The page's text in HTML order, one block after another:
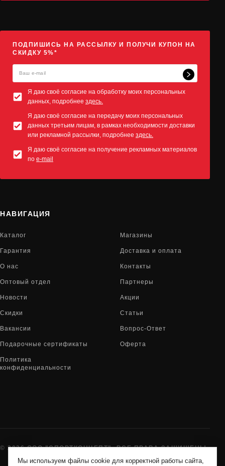
ПОДПИШИСЬ НА РАССЫЛКУ И ПОЛУЧИ КУПОН НА
СКИДКУ 5%*
Я даю своё согласие на обработку моих персональных
данных, подробнее здесь.
Я даю своё согласие на передачу моих персональных
данных третьим лицам, в рамках необходимости доставки
или рекламной рассылки, подробнее здесь.
Я даю своё согласие на получение рекламных материалов
по e-mail
НАВИГАЦИЯ
Каталог Магазины
Гарантия Доставка и оплата
О нас Контакты
Оптовый отдел Партнеры
Новости Акции
Скидки Статьи
Вакансии Вопрос-Ответ
Подарочные сертификаты Оферта
Политика
конфиденциальности
© 2026 ООО "СПОРТКОНЦЕПТ". ВСЕ ПРАВА ЗАЩИЩЕНЫ
Мы используем файлы cookie для корректной работы сайта,